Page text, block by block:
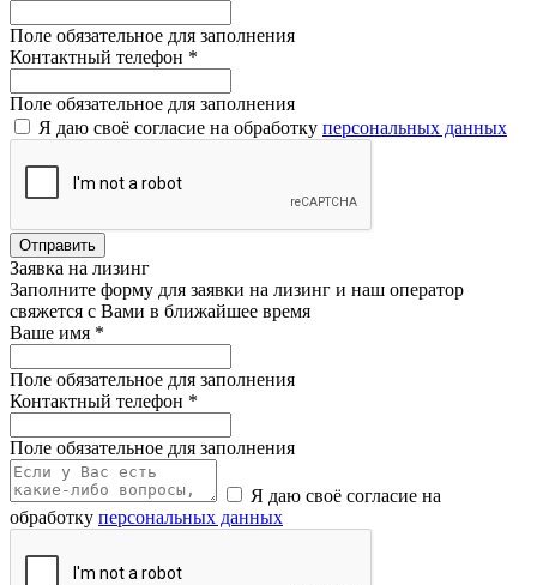
Поле обязательное для заполнения
Контактный телефон *
Поле обязательное для заполнения
Я даю своё согласие на обработку персональных данных
Отправить
Заявка на лизинг
Заполните форму для заявки на лизинг и наш оператор
свяжется с Вами в ближайшее время
Ваше имя *
Поле обязательное для заполнения
Контактный телефон *
Поле обязательное для заполнения
Я даю своё согласие на
обработку персональных данных